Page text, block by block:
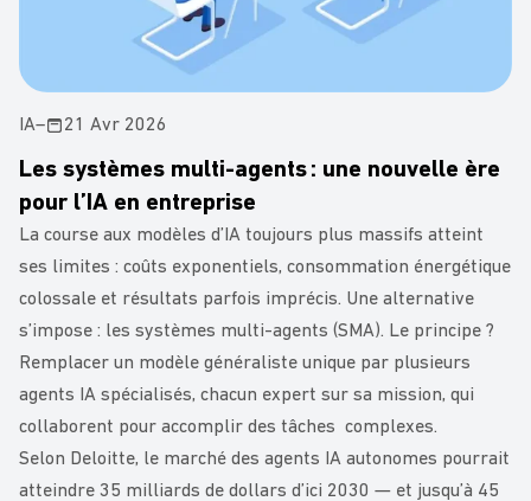
IA– 21 Avr 2026
Les systèmes multi-agents : une nouvelle ère
pour l’IA en entreprise
La course aux modèles d’IA toujours plus massifs atteint
ses limites : coûts exponentiels, consommation énergétique
colossale et résultats parfois imprécis. Une alternative
s’impose : les systèmes multi-agents (SMA). Le principe ?
Remplacer un modèle généraliste unique par plusieurs
agents IA spécialisés, chacun expert sur sa mission, qui
collaborent pour accomplir des tâches complexes.
Selon Deloitte, le marché des agents IA autonomes pourrait
atteindre 35 milliards de dollars d’ici 2030 — et jusqu’à 45